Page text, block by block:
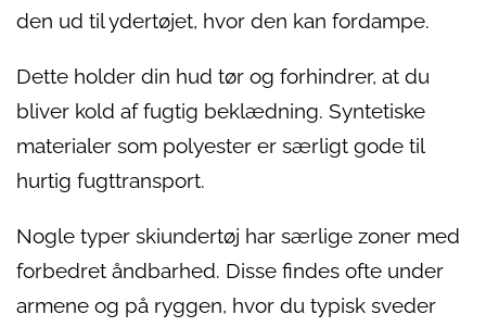
den ud til ydertøjet, hvor den kan fordampe.
Dette holder din hud tør og forhindrer, at du
bliver kold af fugtig beklædning. Syntetiske
materialer som polyester er særligt gode til
hurtig fugttransport.
Nogle typer skiundertøj har særlige zoner med
forbedret åndbarhed. Disse findes ofte under
armene og på ryggen, hvor du typisk sveder